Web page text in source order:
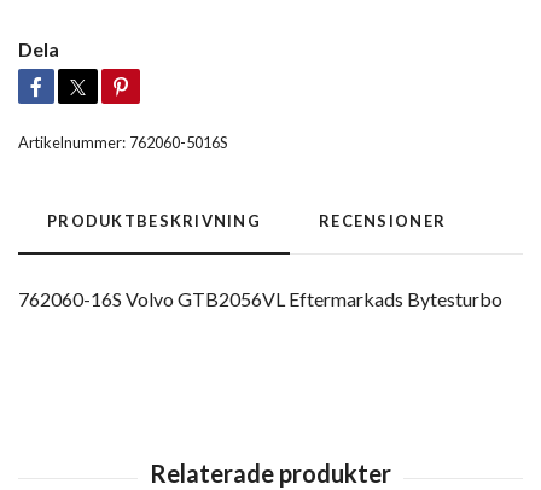
Dela
Artikelnummer: 762060-5016S
PRODUKTBESKRIVNING RECENSIONER
762060-16S Volvo GTB2056VL Eftermarkads Bytesturbo